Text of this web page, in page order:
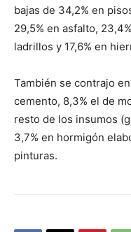
bajas de 34,2% en
29,5% en asfalto,
ladrillos y 17,6% en
También se contrajo
cemento, 8,3% el de
resto de los insumos
3,7% en hormigón
pinturas.